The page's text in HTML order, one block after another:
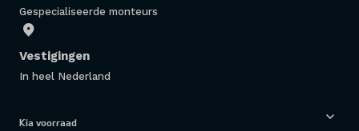
Gespecialiseerde monteurs
Vestigingen
In heel Nederland
Kia voorraad